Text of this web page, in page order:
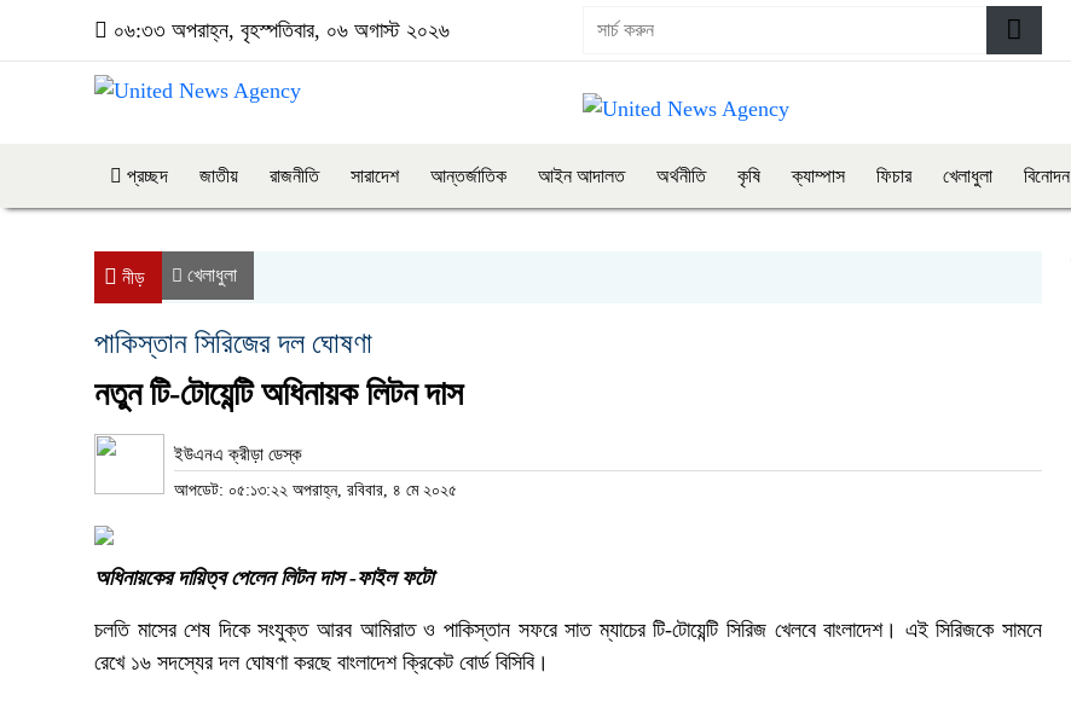
০৬:৩৩ অপরাহ্ন, বৃহস্পতিবার, ০৬ অগাস্ট ২০২৬
প্রচ্ছদ জাতীয় রাজনীতি সারাদেশ আন্তর্জাতিক আইন আদালত অর্থনীতি কৃষি ক্যাম্পাস ফিচার খেলাধুলা বিনোদন
নীড় খেলাধুলা
পাকিস্তান সিরিজের দল ঘোষণা
নতুন টি-টোয়েন্টি অধিনায়ক লিটন দাস
ইউএনএ ক্রীড়া ডেস্ক
আপডেট: ০৫:১৩:২২ অপরাহ্ন, রবিবার, ৪ মে ২০২৫
অধিনায়কের দায়িত্ব পেলেন লিটন দাস -ফাইল ফটো
চলতি মাসের শেষ দিকে সংযুক্ত আরব আমিরাত ও পাকিস্তান সফরে সাত ম্যাচের টি-টোয়েন্টি সিরিজ খেলবে বাংলাদেশ। এই সিরিজকে সামনে
রেখে ১৬ সদস্যের দল ঘোষণা করছে বাংলাদেশ ক্রিকেট বোর্ড বিসিবি।